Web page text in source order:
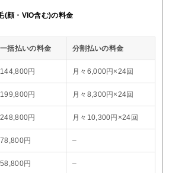
(顔・VIO含む)の料金
一括払いの料金 分割払いの料金
144,800円 月々6,000円×24回
199,800円 月々8,300円×24回
248,800円 月々10,300円×24回
78,800円 –
58,800円 –